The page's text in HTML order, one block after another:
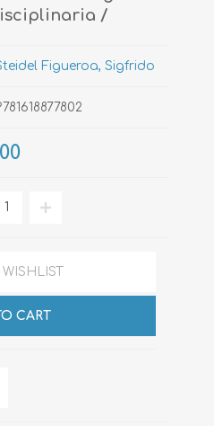
/
Figueroa, Sigfrido
CART